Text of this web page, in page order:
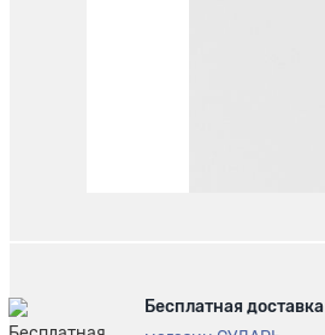
Бесплатная доставка